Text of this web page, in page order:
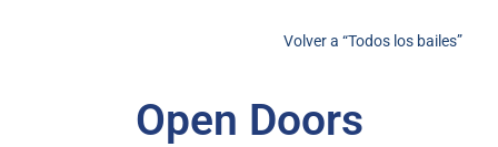
Volver a “Todos los bailes”
Open Doors